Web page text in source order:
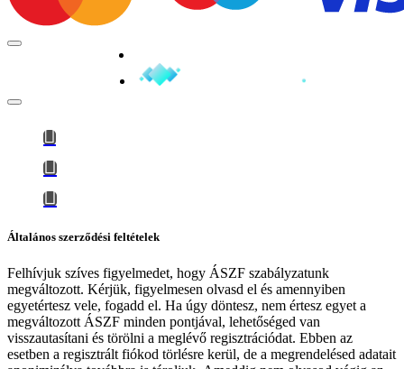
Általános szerződési feltételek
Felhívjuk szíves figyelmedet, hogy ÁSZF szabályzatunk
megváltozott. Kérjük, figyelmesen olvasd el és amennyiben
egyetértesz vele, fogadd el. Ha úgy döntesz, nem értesz egyet a
megváltozott ÁSZF minden pontjával, lehetőséged van
visszautasítani és törölni a meglévő regisztrációdat. Ebben az
esetben a regisztrált fiókod törlésre kerül, de a megrendelésed adatait